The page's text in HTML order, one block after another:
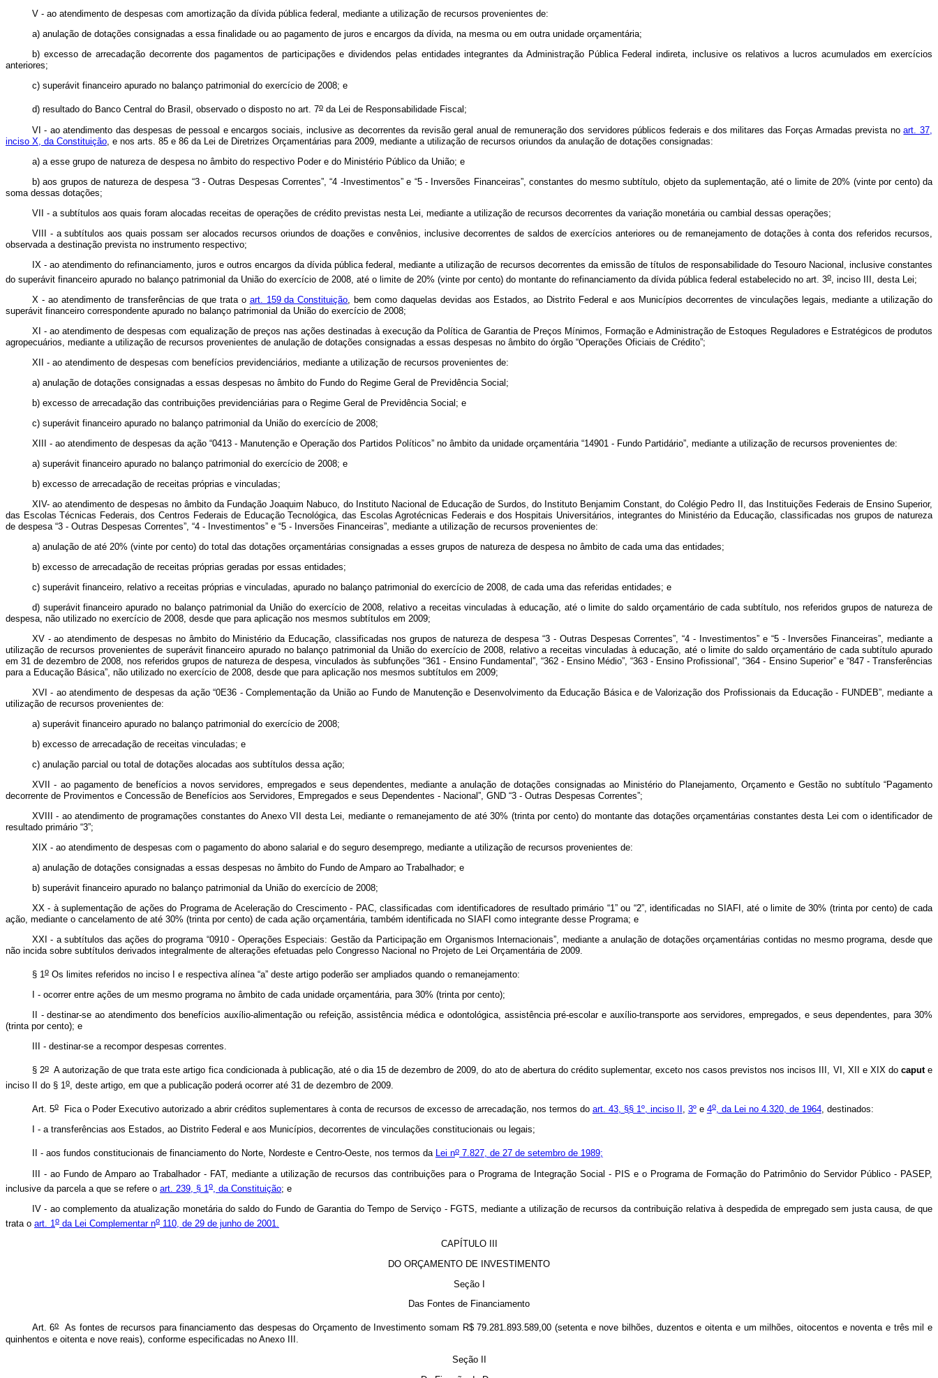
V - ao atendimento de despesas com amortização da dívida pública federal, mediante a utilização de recursos provenientes de:
a) anulação de dotações consignadas a essa finalidade ou ao pagamento de juros e encargos da dívida, na mesma ou em outra unidade orçamentária;
b) excesso de arrecadação decorrente dos pagamentos de participações e dividendos pelas entidades integrantes da Administração Pública Federal indireta, inclusive os relativos a lucros acumulados em exercícios
anteriores;
c) superávit financeiro apurado no balanço patrimonial do exercício de 2008; e
d) resultado do Banco Central do Brasil, observado o disposto no art. 7oda Lei de Responsabilidade Fiscal;
VI - ao atendimento das despesas de pessoal e encargos sociais, inclusive as decorrentes da revisão geral anual de remuneração dos servidores públicos federais e dos militares das Forças Armadas prevista noart. 37,
inciso X, da Constituição , e nos arts. 85 e 86 da Lei de Diretrizes Orçamentárias para 2009, mediante a utilização de recursos oriundos da anulação de dotações consignadas:
a) a esse grupo de natureza de despesa no âmbito do respectivo Poder e do Ministério Público da União; e
b) aos grupos de natureza de despesa “3 - Outras Despesas Correntes”, “4 -Investimentos” e “5 - Inversões Financeiras”, constantes do mesmo subtítulo, objeto da suplementação, até o limite de 20% (vinte por cento) da
soma dessas dotações;
VII - a subtítulos aos quais foram alocadas receitas de operações de crédito previstas nesta Lei, mediante a utilização de recursos decorrentes da variação monetária ou cambial dessas operações;
VIII - a subtítulos aos quais possam ser alocados recursos oriundos de doações e convênios, inclusive decorrentes de saldos de exercícios anteriores ou de remanejamento de dotações à conta dos referidos recursos,
observada a destinação prevista no instrumento respectivo;
IX - ao atendimento do refinanciamento, juros e outros encargos da dívida pública federal, mediante a utilização de recursos decorrentes da emissão de títulos de responsabilidade do Tesouro Nacional, inclusive constantes
do superávit financeiro apurado no balanço patrimonial da União do exercício de 2008, até o limite de 20% (vinte por cento) do montante do refinanciamento da dívida pública federal estabelecido no art. 3o
, inciso III, desta Lei;
X - ao atendimento de transferências de que trata o art. 159 da Constituição , bem como daquelas devidas aos Estados, ao Distrito Federal e aos Municípios decorrentes de vinculações legais, mediante a utilização do
superávit financeiro correspondente apurado no balanço patrimonial da União do exercício de 2008;
XI - ao atendimento de despesas com equalização de preços nas ações destinadas à execução da Política de Garantia de Preços Mínimos, Formação e Administração de Estoques Reguladores e Estratégicos de produtos
agropecuários, mediante a utilização de recursos provenientes de anulação de dotações consignadas a essas despesas no âmbito do órgão “Operações Oficiais de Crédito”;
XII - ao atendimento de despesas com benefícios previdenciários, mediante a utilização de recursos provenientes de:
a) anulação de dotações consignadas a essas despesas no âmbito do Fundo do Regime Geral de Previdência Social;
b) excesso de arrecadação das contribuições previdenciárias para o Regime Geral de Previdência Social; e
c) superávit financeiro apurado no balanço patrimonial da União do exercício de 2008;
XIII - ao atendimento de despesas da ação “0413 - Manutenção e Operação dos Partidos Políticos” no âmbito da unidade orçamentária “14901 - Fundo Partidário”, mediante a utilização de recursos provenientes de:
a) superávit financeiro apurado no balanço patrimonial do exercício de 2008; e
b) excesso de arrecadação de receitas próprias e vinculadas;
XIV- ao atendimento de despesas no âmbito da Fundação Joaquim Nabuco, do Instituto Nacional de Educação de Surdos, do Instituto Benjamim Constant, do Colégio Pedro II, das Instituições Federais de Ensino Superior,
das Escolas Técnicas Federais, dos Centros Federais de Educação Tecnológica, das Escolas Agrotécnicas Federais e dos Hospitais Universitários, integrantes do Ministério da Educação, classificadas nos grupos de natureza
de despesa “3 - Outras Despesas Correntes”, “4 - Investimentos” e “5 - Inversões Financeiras”, mediante a utilização de recursos provenientes de:
a) anulação de até 20% (vinte por cento) do total das dotações orçamentárias consignadas a esses grupos de natureza de despesa no âmbito de cada uma das entidades;
b) excesso de arrecadação de receitas próprias geradas por essas entidades;
c) superávit financeiro, relativo a receitas próprias e vinculadas, apurado no balanço patrimonial do exercício de 2008, de cada uma das referidas entidades; e
d) superávit financeiro apurado no balanço patrimonial da União do exercício de 2008, relativo a receitas vinculadas à educação, até o limite do saldo orçamentário de cada subtítulo, nos referidos grupos de natureza de
despesa, não utilizado no exercício de 2008, desde que para aplicação nos mesmos subtítulos em 2009;
XV - ao atendimento de despesas no âmbito do Ministério da Educação, classificadas nos grupos de natureza de despesa “3 - Outras Despesas Correntes”, “4 - Investimentos” e “5 - Inversões Financeiras”, mediante a
utilização de recursos provenientes de superávit financeiro apurado no balanço patrimonial da União do exercício de 2008, relativo a receitas vinculadas à educação, até o limite do saldo orçamentário de cada subtítulo apurado
em 31 de dezembro de 2008, nos referidos grupos de natureza de despesa, vinculados às subfunções “361 - Ensino Fundamental”, “362 - Ensino Médio”, “363 - Ensino Profissional”, “364 - Ensino Superior” e “847 - Transferências
para a Educação Básica”, não utilizado no exercício de 2008, desde que para aplicação nos mesmos subtítulos em 2009;
XVI - ao atendimento de despesas da ação “0E36 - Complementação da União ao Fundo de Manutenção e Desenvolvimento da Educação Básica e de Valorização dos Profissionais da Educação - FUNDEB”, mediante a
utilização de recursos provenientes de:
a) superávit financeiro apurado no balanço patrimonial do exercício de 2008;
b) excesso de arrecadação de receitas vinculadas; e
c) anulação parcial ou total de dotações alocadas aos subtítulos dessa ação;
XVII - ao pagamento de benefícios a novos servidores, empregados e seus dependentes, mediante a anulação de dotações consignadas ao Ministério do Planejamento, Orçamento e Gestão no subtítulo “Pagamento
decorrente de Provimentos e Concessão de Benefícios aos Servidores, Empregados e seus Dependentes - Nacional”, GND “3 - Outras Despesas Correntes”;
XVIII - ao atendimento de programações constantes do Anexo VII desta Lei, mediante o remanejamento de até 30% (trinta por cento) do montante das dotações orçamentárias constantes desta Lei com o identificador de
resultado primário “3”;
XIX - ao atendimento de despesas com o pagamento do abono salarial e do seguro desemprego, mediante a utilização de recursos provenientes de:
a) anulação de dotações consignadas a essas despesas no âmbito do Fundo de Amparo ao Trabalhador; e
b) superávit financeiro apurado no balanço patrimonial da União do exercício de 2008;
XX - à suplementação de ações do Programa de Aceleração do Crescimento - PAC, classificadas com identificadores de resultado primário “1” ou “2”, identificadas no SIAFI, até o limite de 30% (trinta por cento) de cada
ação, mediante o cancelamento de até 30% (trinta por cento) de cada ação orçamentária, também identificada no SIAFI como integrante desse Programa; e
XXI - a subtítulos das ações do programa “0910 - Operações Especiais: Gestão da Participação em Organismos Internacionais”, mediante a anulação de dotações orçamentárias contidas no mesmo programa, desde que
não incida sobre subtítulos derivados integralmente de alterações efetuadas pelo Congresso Nacional no Projeto de Lei Orçamentária de 2009.
§ 1oOs limites referidos no inciso I e respectiva alínea “a” deste artigo poderão ser ampliados quando o remanejamento:
I - ocorrer entre ações de um mesmo programa no âmbito de cada unidade orçamentária, para 30% (trinta por cento);
II - destinar-se ao atendimento dos benefícios auxílio-alimentação ou refeição, assistência médica e odontológica, assistência pré-escolar e auxílio-transporte aos servidores, empregados, e seus dependentes, para 30%
(trinta por cento); e
III - destinar-se a recompor despesas correntes.
§ 2oA autorização de que trata este artigo fica condicionada à publicação, até o dia 15 de dezembro de 2009, do ato de abertura do crédito suplementar, exceto nos casos previstos nos incisos III, VI, XII e XIX do capute
inciso II do § 1 o , deste artigo, em que a publicação poderá ocorrer até 31 de dezembro de 2009.
Art. 5oFica o Poder Executivo autorizado a abrir créditos suplementares à conta de recursos de excesso de arrecadação, nos termos do art. 43, §§ 1º, inciso II , 3ºe 4o, da Lei no 4.320, de 1964, destinados:
I - a transferências aos Estados, ao Distrito Federal e aos Municípios, decorrentes de vinculações constitucionais ou legais;
II - aos fundos constitucionais de financiamento do Norte, Nordeste e Centro-Oeste, nos termos da Lei no7.827, de 27 de setembro de 1989;
III - ao Fundo de Amparo ao Trabalhador - FAT, mediante a utilização de recursos das contribuições para o Programa de Integração Social - PIS e o Programa de Formação do Patrimônio do Servidor Público - PASEP,
inclusive da parcela a que se refere o art. 239, § 1 o , da Constituição; e
IV - ao complemento da atualização monetária do saldo do Fundo de Garantia do Tempo de Serviço - FGTS, mediante a utilização de recursos da contribuição relativa à despedida de empregado sem justa causa, de que
trata o art. 1o da Lei Complementar no 110, de 29 de junho de 2001.
CAPÍTULO III
DO ORÇAMENTO DE INVESTIMENTO
Seção I
Das Fontes de Financiamento
Art. 6oAs fontes de recursos para financiamento das despesas do Orçamento de Investimento somam R$ 79.281.893.589,00 (setenta e nove bilhões, duzentos e oitenta e um milhões, oitocentos e noventa e três mil e
quinhentos e oitenta e nove reais), conforme especificadas no Anexo III.
Seção II